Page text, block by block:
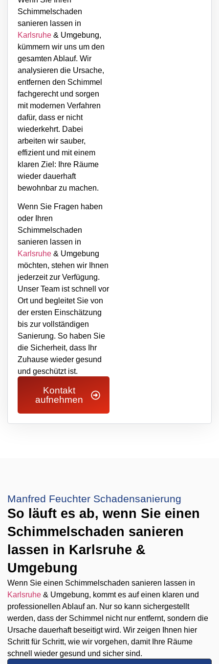
Schimmelschaden
sanieren lassen in
Karlsruhe & Umgebung,
kümmern wir uns um den
gesamten Ablauf. Wir
analysieren die Ursache,
entfernen den Schimmel
fachgerecht und sorgen
mit modernen Verfahren
dafür, dass er nicht
wiederkehrt. Dabei
arbeiten wir sauber,
effizient und mit einem
klaren Ziel: Ihre Räume
wieder dauerhaft
bewohnbar zu machen.
Wenn Sie Fragen haben
oder Ihren
Schimmelschaden
sanieren lassen in
Karlsruhe & Umgebung
möchten, stehen wir Ihnen
jederzeit zur Verfügung.
Unser Team ist schnell vor
Ort und begleitet Sie von
der ersten Einschätzung
bis zur vollständigen
Sanierung. So haben Sie
die Sicherheit, dass Ihr
Zuhause wieder gesund
und geschützt ist.
Kontakt
aufnehmen
Manfred Feuchter Schadensanierung
So läuft es ab, wenn Sie einen
Schimmelschaden sanieren
lassen in Karlsruhe &
Umgebung
Wenn Sie einen Schimmelschaden sanieren lassen in
Karlsruhe & Umgebung, kommt es auf einen klaren und
professionellen Ablauf an. Nur so kann sichergestellt
werden, dass der Schimmel nicht nur entfernt, sondern die
Ursache dauerhaft beseitigt wird. Wir zeigen Ihnen hier
Schritt für Schritt, wie wir vorgehen, damit Ihre Räume
schnell wieder gesund und sicher sind.